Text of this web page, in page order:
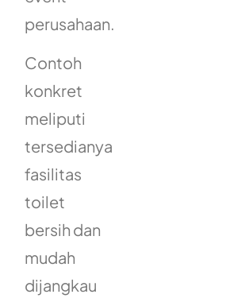
perusahaan.
Contoh
konkret
meliputi
tersedianya
fasilitas
toilet
bersih dan
mudah
dijangkau